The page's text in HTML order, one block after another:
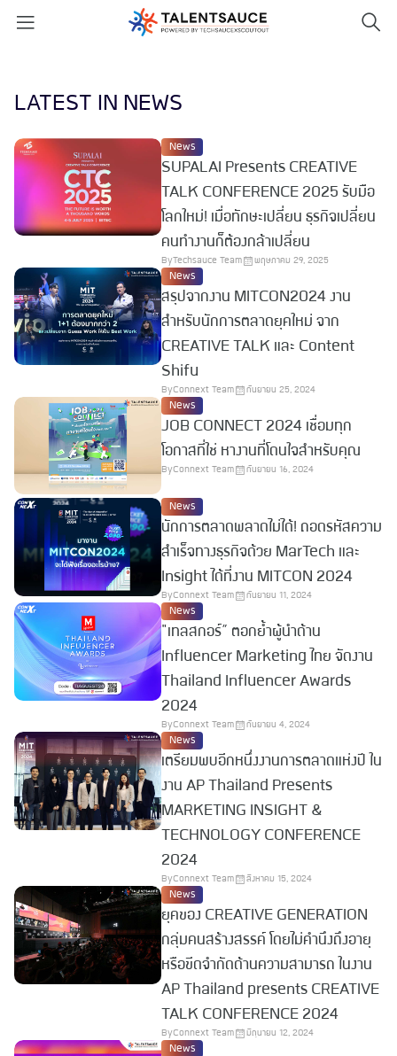
LATEST IN NEWS
News
SUPALAI Presents CREATIVE
TALK CONFERENCE 2025 รับมือ
โลกใหม่! เมื่อทักษะเปลี่ยน ธุรกิจเปลี่ยน
คนทำงานก็ต้องกล้าเปลี่ยน
ByTechsauce Team พฤษภาคม 29, 2025
News
สรุปจากงาน MITCON2024 งาน
สำหรับนักการตลาดยุคใหม่ จาก
CREATIVE TALK และ Content
Shifu
ByConnext Team กันยายน 25, 2024
News
JOB CONNECT 2024 เชื่อมทุก
โอกาสที่ใช่ หางานที่โดนใจสำหรับคุณ
ByConnext Team กันยายน 16, 2024
News
นักการตลาดพลาดไม่ได้! ถอดรหัสความ
สำเร็จทางธุรกิจด้วย MarTech และ
Insight ได้ที่งาน MITCON 2024
ByConnext Team กันยายน 11, 2024
News
"เทลสกอร์” ตอกย้ำผู้นำด้าน
Influencer Marketing ไทย จัดงาน
Thailand Influencer Awards
2024
ByConnext Team กันยายน 4, 2024
News
เตรียมพบอีกหนึ่งงานการตลาดแห่งปี ใน
งาน AP Thailand Presents
MARKETING INSIGHT &
TECHNOLOGY CONFERENCE
2024
ByConnext Team สิงหาคม 15, 2024
News
ยุคของ CREATIVE GENERATION
กลุ่มคนสร้างสรรค์ โดยไม่คำนึงถึงอายุ
หรือขีดจำกัดด้านความสามารถ ในงาน
AP Thailand presents CREATIVE
TALK CONFERENCE 2024
ByConnext Team มิถุนายน 12, 2024
News